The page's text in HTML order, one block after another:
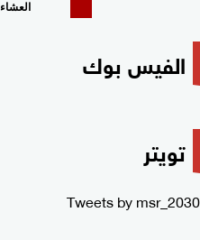
العشاء
الفيس بوك
تويتر
Tweets by msr_2030